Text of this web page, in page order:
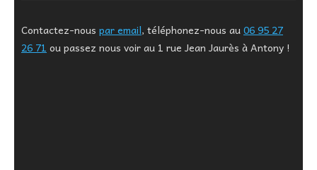
Contactez-nous par email, téléphonez-nous au06 95 27
26 71 ou passez nous voir au 1 rue Jean Jaurès à Antony !